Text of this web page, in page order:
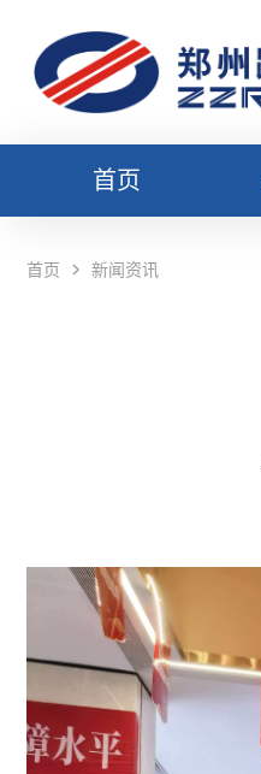
首页
首页 新闻资讯